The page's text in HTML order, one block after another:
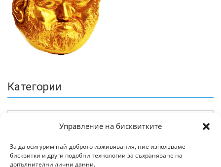
Управление на бисквитките
За да осигурим най-доброто изживявания, ние използваме
бисквитки и други подобни технологии за съхраняване на
допълнителни лични данни.
Категории
Архив